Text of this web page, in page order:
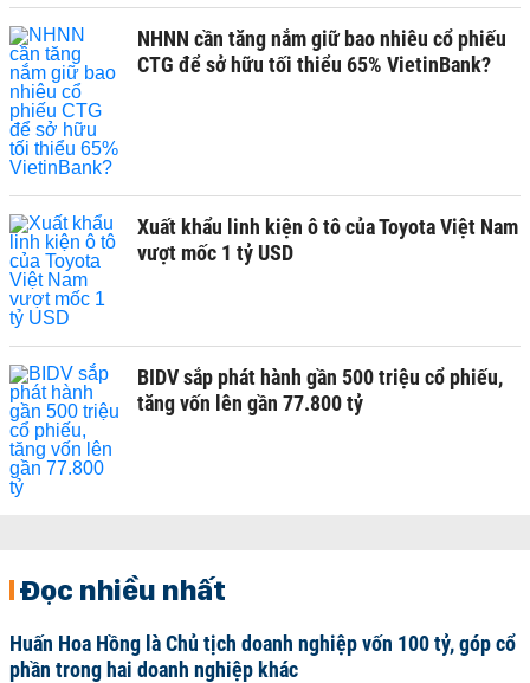
NHNN cần tăng nắm giữ bao nhiêu cổ phiếu
CTG để sở hữu tối thiểu 65% VietinBank?
Xuất khẩu linh kiện ô tô của Toyota Việt Nam
vượt mốc 1 tỷ USD
BIDV sắp phát hành gần 500 triệu cổ phiếu,
tăng vốn lên gần 77.800 tỷ
Đọc nhiều nhất
Huấn Hoa Hồng là Chủ tịch doanh nghiệp vốn 100 tỷ, góp cổ
phần trong hai doanh nghiệp khác